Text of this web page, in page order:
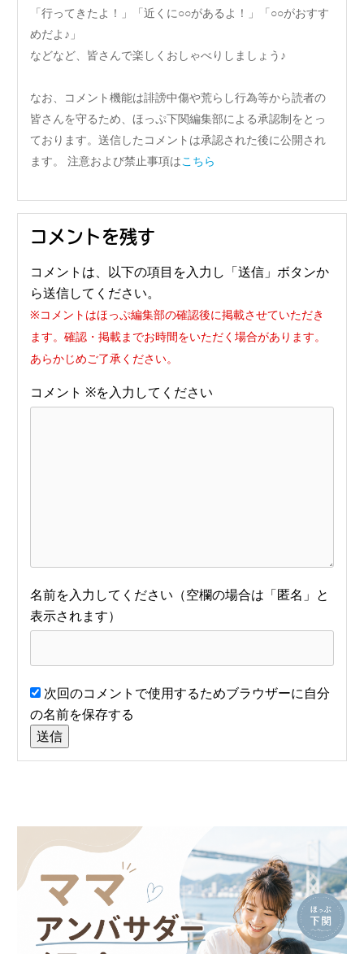
「行ってきたよ！」「近くに○○があるよ！」「○○がおすす
めだよ♪」
などなど、皆さんで楽しくおしゃべりしましょう♪
なお、コメント機能は誹謗中傷や荒らし行為等から読者の
皆さんを守るため、ほっぷ下関編集部による承認制をとっ
ております。送信したコメントは承認された後に公開され
ます。 注意および禁止事項はこちら
コメントを残す
コメントは、以下の項目を入力し「送信」ボタンか
ら送信してください。
※コメントはほっぷ編集部の確認後に掲載させていただき
ます。確認・掲載までお時間をいただく場合があります。
あらかじめご了承ください。
コメント ※
名前
次回のコメントで使用するためブラウザーに自分
の名前を保存する